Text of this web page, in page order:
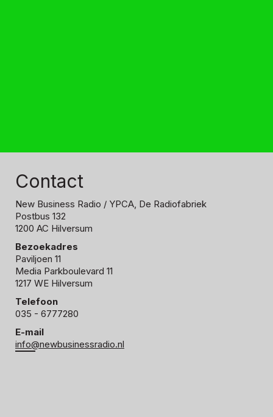
Contact
New Business Radio / YPCA, De Radiofabriek
Postbus 132
1200 AC Hilversum
Bezoekadres
Paviljoen 11
Media Parkboulevard 11
1217 WE Hilversum
Telefoon
035 - 6777280
E-mail
info@newbusinessradio.nl